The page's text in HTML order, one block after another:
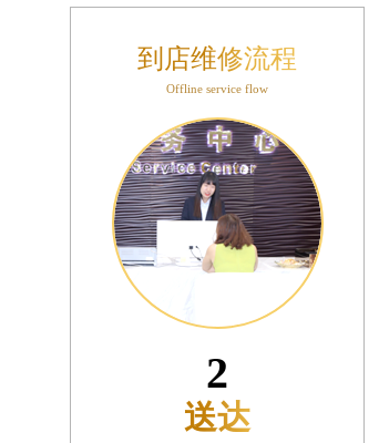
预约）
腕表时光售后服务中心（需提前预约）
表时光售后服务中心（需提前预约）
室腕表时光售后服务中心（需提前预约）
到店维修流程
Offline service flow
3
预检